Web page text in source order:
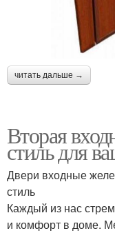
читать дальше →
Вторая
стиль для
Двери входные
стиль
Каждый из нас
и комфорт в доме.